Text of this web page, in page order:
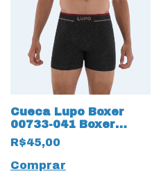
Cueca Lupo Boxer
00733-041 Boxer
Texturizado Preto
17260
R$45,00
Comprar